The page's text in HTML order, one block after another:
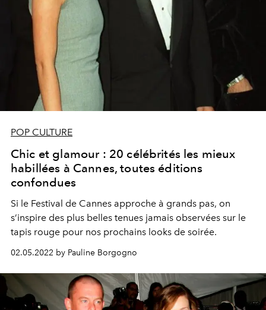
POP CULTURE
Chic et glamour : 20 célébrités les mieux
habillées à Cannes, toutes éditions
confondues
Si le Festival de Cannes approche à grands pas, on
s’inspire des plus belles tenues jamais observées sur le
tapis rouge pour nos prochains looks de soirée.
02.05.2022 by Pauline Borgogno